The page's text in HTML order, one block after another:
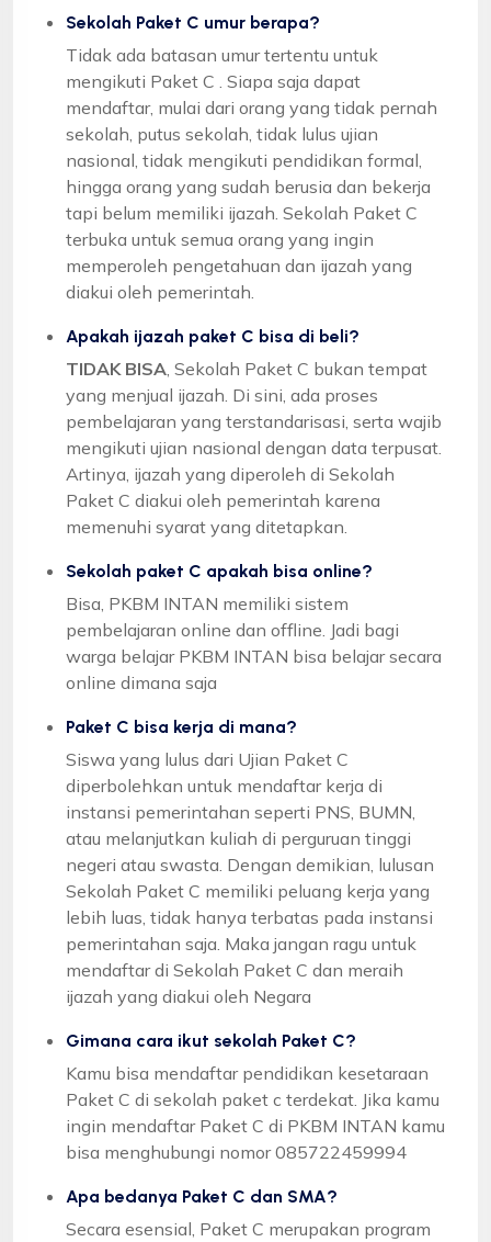
Sekolah Paket C umur berapa?
Tidak ada batasan umur tertentu untuk
mengikuti Paket C . Siapa saja dapat
mendaftar, mulai dari orang yang tidak pernah
sekolah, putus sekolah, tidak lulus ujian
nasional, tidak mengikuti pendidikan formal,
hingga orang yang sudah berusia dan bekerja
tapi belum memiliki ijazah. Sekolah Paket C
terbuka untuk semua orang yang ingin
memperoleh pengetahuan dan ijazah yang
diakui oleh pemerintah.
Apakah ijazah paket C bisa di beli?
TIDAK BISA , Sekolah Paket C bukan tempat
yang menjual ijazah. Di sini, ada proses
pembelajaran yang terstandarisasi, serta wajib
mengikuti ujian nasional dengan data terpusat.
Artinya, ijazah yang diperoleh di Sekolah
Paket C diakui oleh pemerintah karena
memenuhi syarat yang ditetapkan.
Sekolah paket C apakah bisa online?
Bisa, PKBM INTAN memiliki sistem
pembelajaran online dan offline. Jadi bagi
warga belajar PKBM INTAN bisa belajar secara
online dimana saja
Paket C bisa kerja di mana?
Siswa yang lulus dari Ujian Paket C
diperbolehkan untuk mendaftar kerja di
instansi pemerintahan seperti PNS, BUMN,
atau melanjutkan kuliah di perguruan tinggi
negeri atau swasta. Dengan demikian, lulusan
Sekolah Paket C memiliki peluang kerja yang
lebih luas, tidak hanya terbatas pada instansi
pemerintahan saja. Maka jangan ragu untuk
mendaftar di Sekolah Paket C dan meraih
ijazah yang diakui oleh Negara
Gimana cara ikut sekolah Paket C?
Kamu bisa mendaftar pendidikan kesetaraan
Paket C di sekolah paket c terdekat. Jika kamu
ingin mendaftar Paket C di PKBM INTAN kamu
bisa menghubungi nomor 085722459994
Apa bedanya Paket C dan SMA?
Secara esensial, Paket C merupakan program